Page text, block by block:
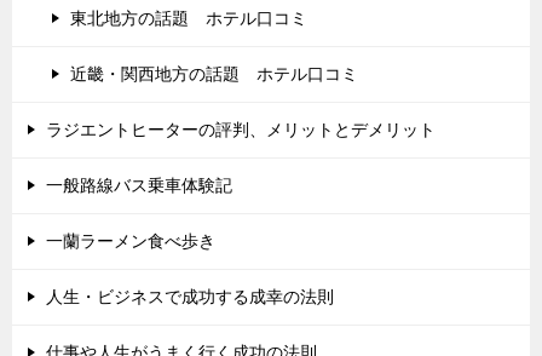
東北地方の話題 ホテル口コミ
近畿・関西地方の話題 ホテル口コミ
ラジエントヒーターの評判、メリットとデメリット
一般路線バス乗車体験記
一蘭ラーメン食べ歩き
人生・ビジネスで成功する成幸の法則